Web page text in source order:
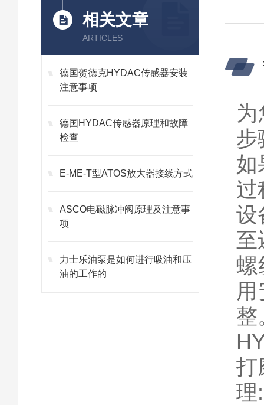
相关文章
ARTICLES
德国贺德克HYDAC传感器安装
注意事项
德国HYDAC传感器原理和故障
检查
E-ME-T型ATOS放大器接线方式
ASCO电磁脉冲阀原理及注意事
项
力士乐油泵是如何进行吸油和压
油的工作的
步
如
过
设
至
螺
整
打
理